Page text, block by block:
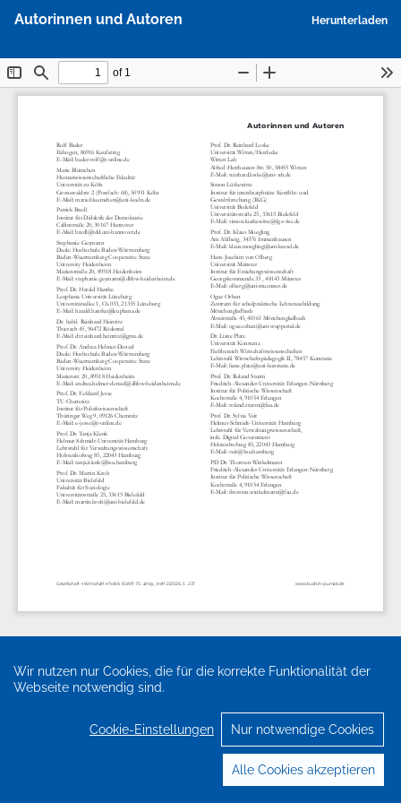
Wir nutzen nur Cookies, die für die korrekte Funktionalität der
Webseite notwendig sind.
Cookie-Einstellungen Nur notwendige Cookies
Alle Cookies akzeptieren
Artikeldetails
Autorinnen und Autoren Herunterladen